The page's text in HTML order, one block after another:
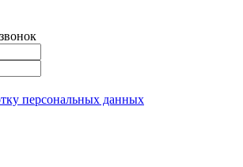
персональных данных